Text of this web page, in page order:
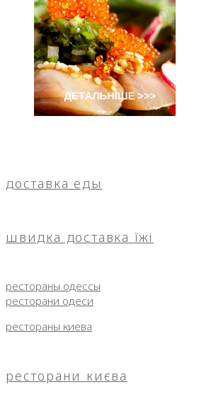
доставка еды
швидка доставка їжі
рестораны одессы
ресторани одеси
рестораны киева
ресторани києва